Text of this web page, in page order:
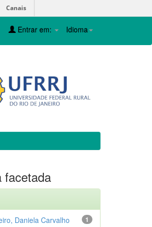
Canais
Idioma
Entrar em:
facetada
1
Daniela Carvalho